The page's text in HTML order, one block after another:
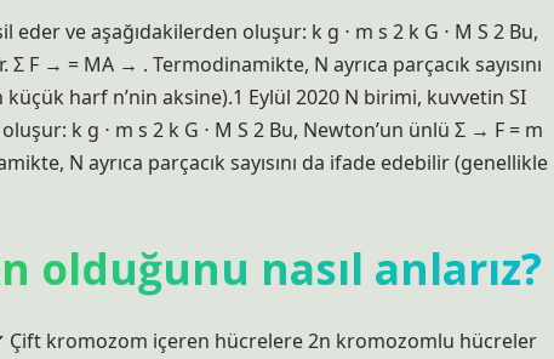
ve aşağıdakilerden oluşur: k g ⋅ m s 2 k G ⋅ M S 2 Bu,
→ = MA → . Termodinamikte, N ayrıca parçacık sayısını
harf n’nin aksine).1 Eylül 2020 N birimi, kuvvetin SI
k g ⋅ m s 2 k G ⋅ M S 2 Bu, Newton’un ünlü Σ → F = m
N ayrıca parçacık sayısını da ifade edebilir (genellikle
olduğunu nasıl anlarız?
kromozom içeren hücrelere 2n kromozomlu hücreler